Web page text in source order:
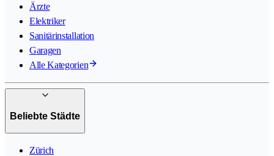
Ärzte
Elektriker
Sanitärinstallation
Garagen
Alle Kategorien
Beliebte Städte
Zürich